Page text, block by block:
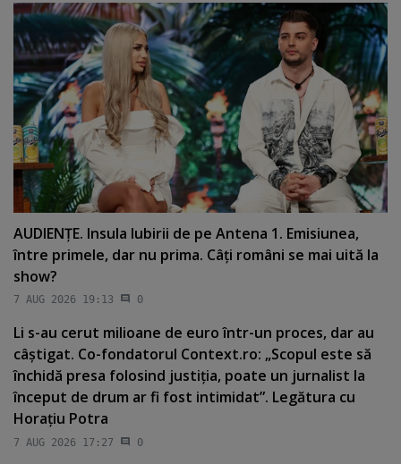
AUDIENŢE. Insula Iubirii de pe Antena 1. Emisiunea,
între primele, dar nu prima. Câţi români se mai uită la
show?
7 AUG 2026 19:13 0
Li s-au cerut milioane de euro într-un proces, dar au
câştigat. Co-fondatorul Context.ro: „Scopul este să
închidă presa folosind justiţia, poate un jurnalist la
început de drum ar fi fost intimidat”. Legătura cu
Horaţiu Potra
7 AUG 2026 17:27 0